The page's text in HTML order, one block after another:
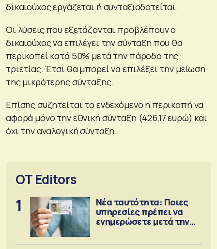
δικαιούχος εργάζεται ή συνταξιοδοτείται.
Οι λύσεις που εξετάζονται προβλέπουν ο
δικαιούχος να επιλέγει την σύνταξη που θα
περικοπεί κατά 50% μετά την πάροδο της
τριετίας. Έτσι θα μπορεί να επιλέξει την μείωση
της μικρότερης σύνταξης.
Επίσης συζητείται το ενδεχόμενο η περικοπή να
αφορά μόνο την εθνική σύνταξη (426,17 ευρώ) και
όχι την αναλογική σύνταξη.
OT Editors
1
Νέα ταυτότητα: Ποιες
υπηρεσίες πρέπει να
ενημερώσετε μετά την